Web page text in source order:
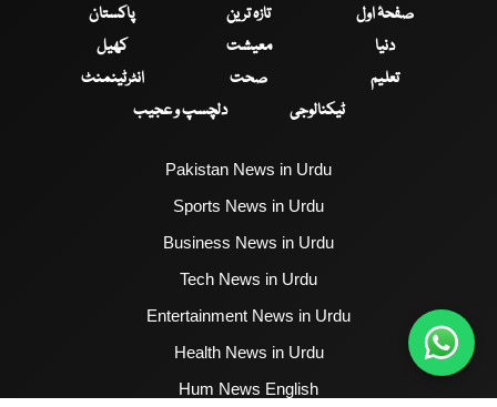
صفحۂ اول تازہ ترین
پاکستان
دنیا
معیشت
کھیل
تعلیم
صحت
انٹرٹینمنٹ
ٹیکنالوجی
دلچسپ و عجیب
Pakistan News in Urdu
Sports News in Urdu
Business News in Urdu
Tech News in Urdu
Entertainment News in Urdu
Health News in Urdu
Hum News English